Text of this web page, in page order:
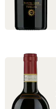
panier